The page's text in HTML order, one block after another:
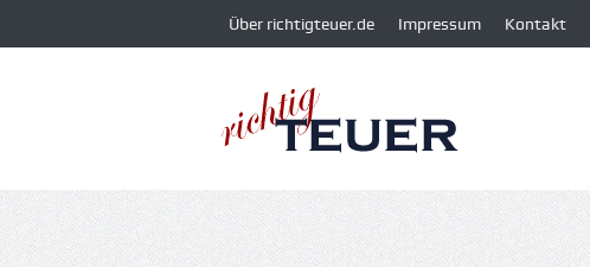
Über richtigteuer.de Impressum Kontakt